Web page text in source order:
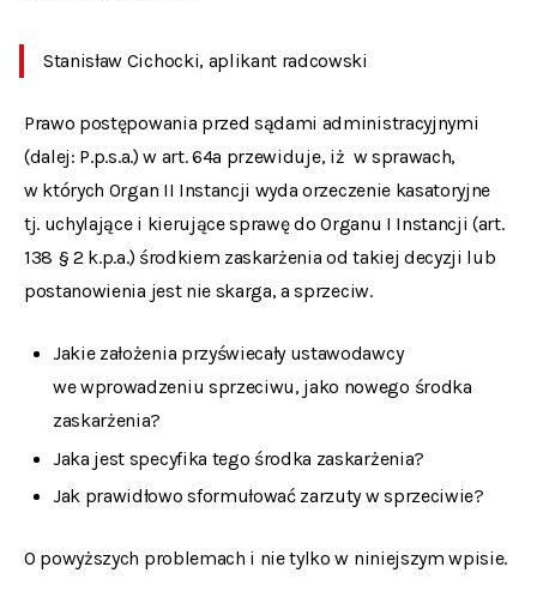
Stanisław Cichocki, aplikant radcowski
Prawo postępowania przed sądami administracyjnymi
(dalej: P.p.s.a.) w art. 64a przewiduje, iż w sprawach,
w których Organ II Instancji wyda orzeczenie kasatoryjne
tj. uchylające i kierujące sprawę do Organu I Instancji (art.
138 § 2 k.p.a.) środkiem zaskarżenia od takiej decyzji lub
postanowienia jest nie skarga, a sprzeciw.
Jakie założenia przyświecały ustawodawcy
we wprowadzeniu sprzeciwu, jako nowego środka
zaskarżenia?
Jaka jest specyfika tego środka zaskarżenia?
Jak prawidłowo sformułować zarzuty w sprzeciwie?
O powyższych problemach i nie tylko w niniejszym wpisie.